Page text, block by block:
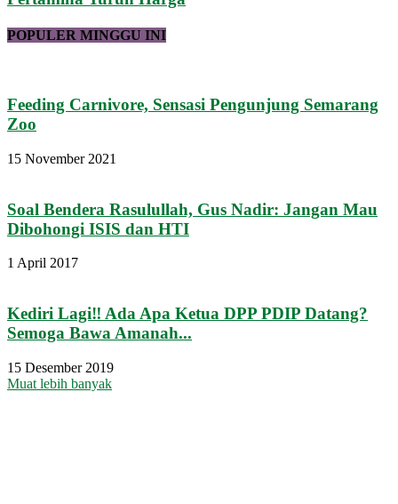
POPULER MINGGU INI
Feeding Carnivore, Sensasi Pengunjung Semarang
Zoo
15 November 2021
Soal Bendera Rasulullah, Gus Nadir: Jangan Mau
Dibohongi ISIS dan HTI
1 April 2017
Kediri Lagi‼ Ada Apa Ketua DPP PDIP Datang?
Semoga Bawa Amanah...
15 Desember 2019
Muat lebih banyak